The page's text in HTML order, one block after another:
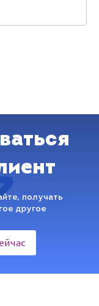
получать
другое